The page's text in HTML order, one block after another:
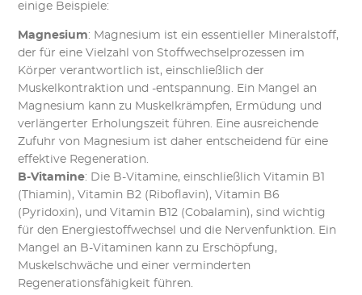
einige Beispiele:
Magnesium: Magnesium ist ein essentieller Mineralstoff,
der für eine Vielzahl von Stoffwechselprozessen im
Körper verantwortlich ist, einschließlich der
Muskelkontraktion und -entspannung. Ein Mangel an
Magnesium kann zu Muskelkrämpfen, Ermüdung und
verlängerter Erholungszeit führen. Eine ausreichende
Zufuhr von Magnesium ist daher entscheidend für eine
effektive Regeneration.
B-Vitamine: Die B-Vitamine, einschließlich Vitamin B1
(Thiamin), Vitamin B2 (Riboflavin), Vitamin B6
(Pyridoxin), und Vitamin B12 (Cobalamin), sind wichtig
für den Energiestoffwechsel und die Nervenfunktion. Ein
Mangel an B-Vitaminen kann zu Erschöpfung,
Muskelschwäche und einer verminderten
Regenerationsfähigkeit führen.